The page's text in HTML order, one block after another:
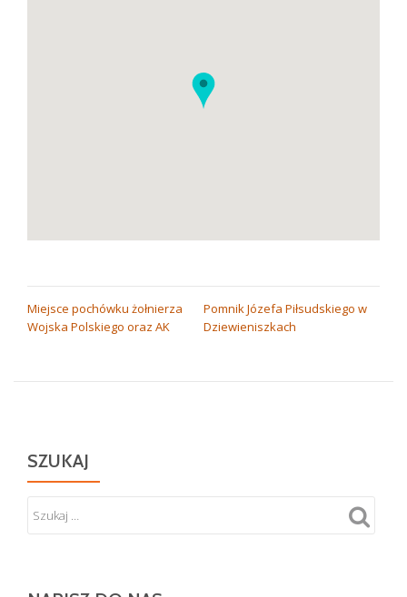
NAWIGACJA
WPISU
Miejsce pochówku żołnierza
Wojska Polskiego oraz AK
Pomnik Józefa Piłsudskiego w
Dziewieniszkach
SZUKAJ